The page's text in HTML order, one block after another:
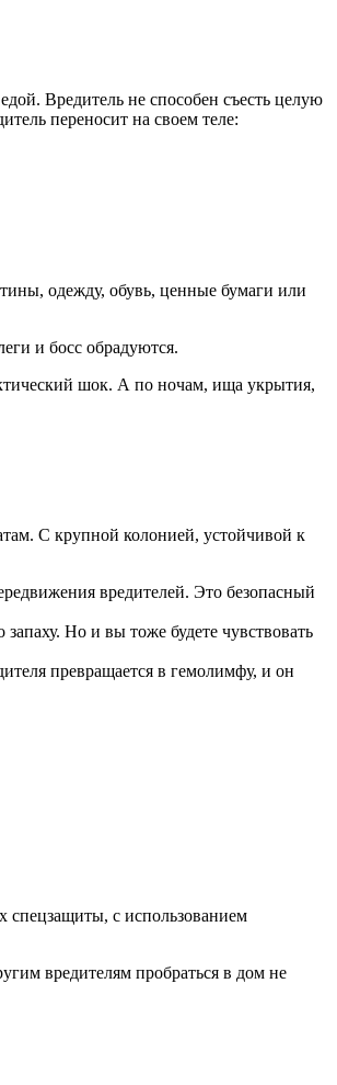
Вредитель не способен съесть целую
переносит на своем теле:
одежду, обувь, ценные бумаги или
и босс обрадуются.
шок. А по ночам, ища укрытия,
С крупной колонией, устойчивой к
вредителей. Это безопасный
Но и вы тоже будете чувствовать
превращается в гемолимфу, и он
спецзащиты, с использованием
вредителям пробраться в дом не